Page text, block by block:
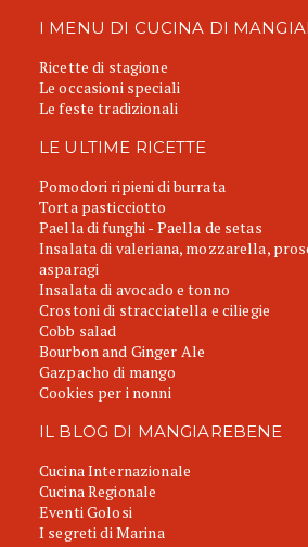
I MENU DI CUCINA DI
Ricette di stagione
Le occasioni speciali
Le feste tradizionali
LE ULTIME RICETTE
Pomodori ripieni di burrata
Torta pasticciotto
Paella di funghi - Paella de setas
Insalata di valeriana, mozzarella,
asparagi
Insalata di avocado e tonno
Crostoni di stracciatella e ciliegie
Cobb salad
Bourbon and Ginger Ale
Gazpacho di mango
Cookies per i nonni
IL BLOG DI MANGIAREBENE
Cucina Internazionale
Cucina Regionale
Eventi Golosi
I segreti di Marina